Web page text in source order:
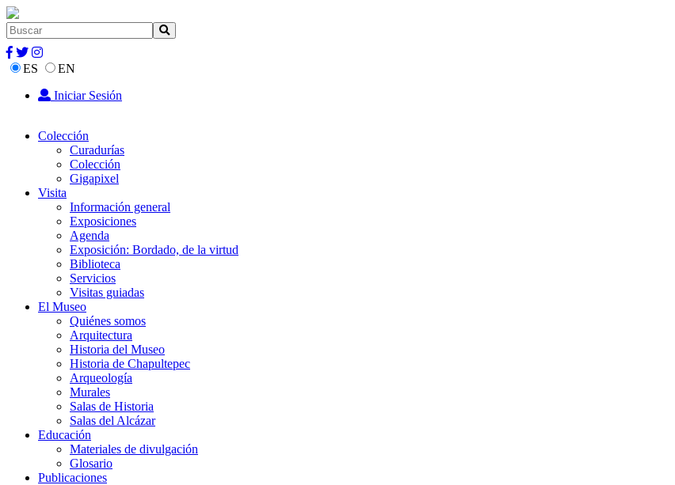
ES
EN
Iniciar Sesión
Colección
Curadurías
Colección
Gigapixel
Visita
Información general
Exposiciones
Agenda
Exposición: Bordado, de la virtud
Biblioteca
Servicios
Visitas guiadas
El Museo
Quiénes somos
Arquitectura
Historia del Museo
Historia de Chapultepec
Arqueología
Murales
Salas de Historia
Salas del Alcázar
Educación
Materiales de divulgación
Glosario
Publicaciones